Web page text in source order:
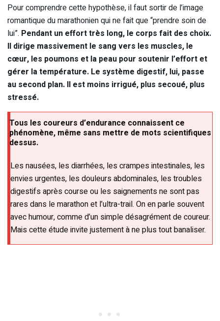
Pour comprendre cette hypothèse, il faut sortir de l’image
romantique du marathonien qui ne fait que “prendre soin de
lui”. Pendant un effort très long, le corps fait des choix.
Il dirige massivement le sang vers les muscles, le
cœur, les poumons et la peau pour soutenir l’effort et
gérer la température. Le système digestif, lui, passe
au second plan. Il est moins irrigué, plus secoué, plus
stressé.
Tous les coureurs d’endurance connaissent ce
phénomène, même sans mettre de mots scientifiques
dessus.
Les nausées, les diarrhées, les crampes intestinales, les
envies urgentes, les douleurs abdominales, les troubles
digestifs après course ou les saignements ne sont pas
rares dans le marathon et l’ultra-trail. On en parle souvent
avec humour, comme d’un simple désagrément de coureur.
Mais cette étude invite justement à ne plus tout banaliser.